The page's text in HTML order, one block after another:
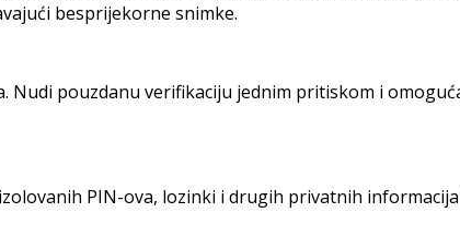
besprijekorne snimke.
pouzdanu verifikaciju jednim pritiskom i
PIN-ova, lozinki i drugih privatnih